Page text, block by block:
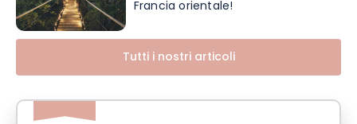
Francia orientale!
Tutti i nostri articoli